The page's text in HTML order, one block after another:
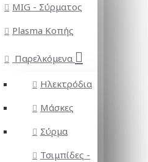
MIG - Σύρματος
Plasma Κοπής
Παρελκόμενα
Ηλεκτρόδια
Μάσκες
Σύρμα
Τσιμπίδες -